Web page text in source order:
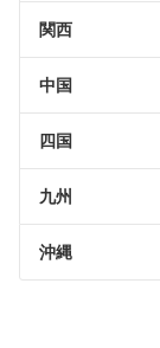
関西
中国
四国
九州
沖縄